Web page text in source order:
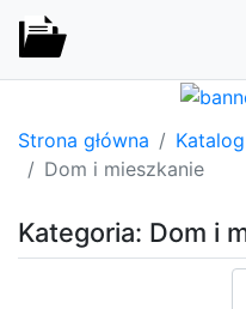
Strona główna Katalog
Dom i mieszkanie
Kategoria: Dom i